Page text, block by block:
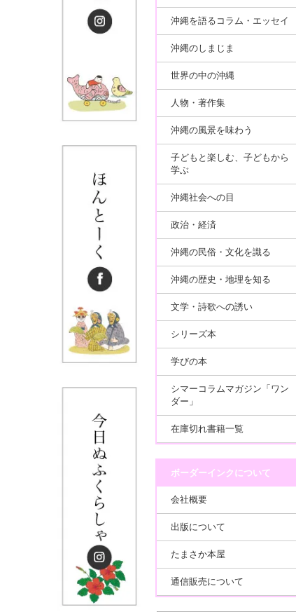
沖縄を語るコラム・エッセイ
沖縄のしまじま
世界の中の沖縄
人物・著作集
沖縄の風景を味わう
子どもと楽しむ、子どもから
学ぶ
沖縄社会への目
政治・経済
沖縄の民俗・文化を識る
沖縄の歴史・地理を知る
文学・詩歌への誘い
シリーズ本
学びの本
シマーコラムマガジン「ワン
ダー」
在庫切れ書籍一覧
ボーダーインクについて
会社概要
出版について
たまさか本屋
通信販売について